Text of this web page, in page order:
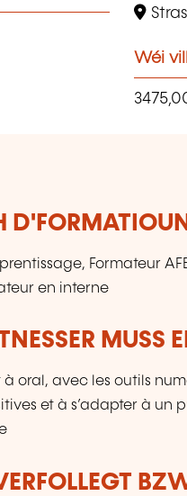
Wéi
Formateur
en interne
MUSS
à oral, avec les outils
et à s’adapter à